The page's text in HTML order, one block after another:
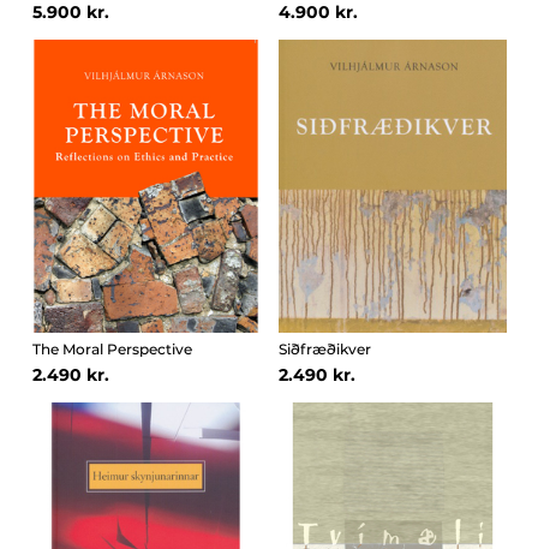
5.900 kr. 4.900 kr.
The Moral Perspective
2.490 kr.
Siðfræðikver
2.490 kr.